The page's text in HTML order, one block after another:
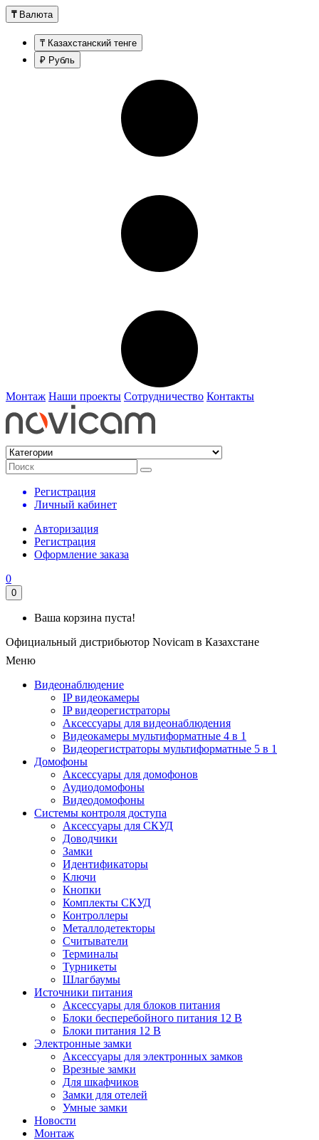
₸ Валюта
₸ Казахстанский тенге
₽ Рубль
Монтаж Наши проекты Сотрудничество Контакты
Регистрация
Личный кабинет
Авторизация
Регистрация
Оформление заказа
0
0
Ваша корзина пуста!
Официальный дистрибьютор Novicam в Казахстане
Меню
Видеонаблюдение
IP видеокамеры
IP видеорегистраторы
Аксессуары для видеонаблюдения
Видеокамеры мультиформатные 4 в 1
Видеорегистраторы мультиформатные 5 в 1
Домофоны
Аксессуары для домофонов
Аудиодомофоны
Видеодомофоны
Системы контроля доступа
Аксессуары для СКУД
Доводчики
Замки
Идентификаторы
Ключи
Кнопки
Комплекты СКУД
Контроллеры
Металлодетекторы
Считыватели
Терминалы
Турникеты
Шлагбаумы
Источники питания
Аксессуары для блоков питания
Блоки бесперебойного питания 12 В
Блоки питания 12 В
Электронные замки
Аксессуары для электронных замков
Врезные замки
Для шкафчиков
Замки для отелей
Умные замки
Новости
Монтаж